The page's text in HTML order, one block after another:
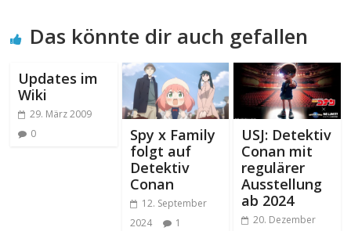
Das könnte dir auch gefallen
Updates im
Wiki
29. März 2009
0
Spy x Family
folgt auf
Detektiv
Conan
12. September
2024
1
USJ: Detektiv
Conan mit
regulärer
Ausstellung
ab 2024
20. Dezember